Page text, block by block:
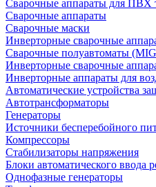
Сварочные аппараты для ПВХ
Сварочные аппараты
Сварочные маски
Инверторные сварочные
Сварочные полуавтоматы
Инверторные сварочные
Инверторные аппараты для
Автоматические устройства
Автотрансформаторы
Генераторы
Источники бесперебойного
Компрессоры
Стабилизаторы напряжения
Блоки автоматического ввода
Однофазные генераторы